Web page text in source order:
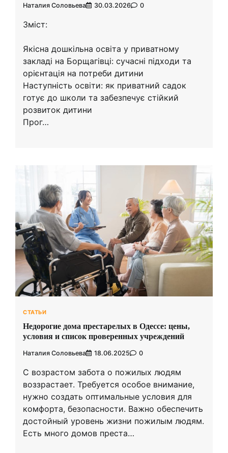
Наталия Соловьева 30.03.2026 0
Зміст:
Якісна дошкільна освіта у приватному
закладі на Борщагівці: сучасні підходи та
орієнтація на потреби дитини
Наступність освіти: як приватний садок
готує до школи та забезпечує стійкий
розвиток дитини
Прог…
СТАТЬИ
Недорогие дома престарелых в Одессе: цены,
условия и список проверенных учреждений
Наталия Соловьева 18.06.2025 0
С возрастом забота о пожилых людям
воззрастает. Требуется особое внимание,
нужно создать оптимальные условия для
комфорта, безопасности. Важно обеспечить
достойный уровень жизни пожилым людям.
Есть много домов преста…